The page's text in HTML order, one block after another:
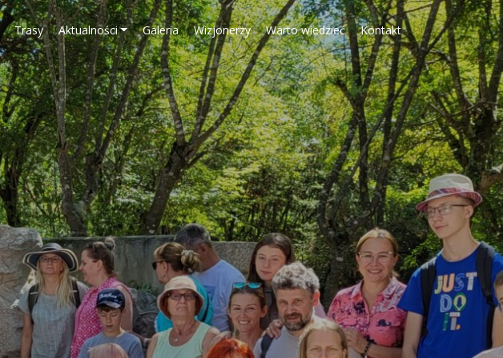
Trasy Aktualności Galeria Wizjonerzy Warto wiedzieć Kontakt